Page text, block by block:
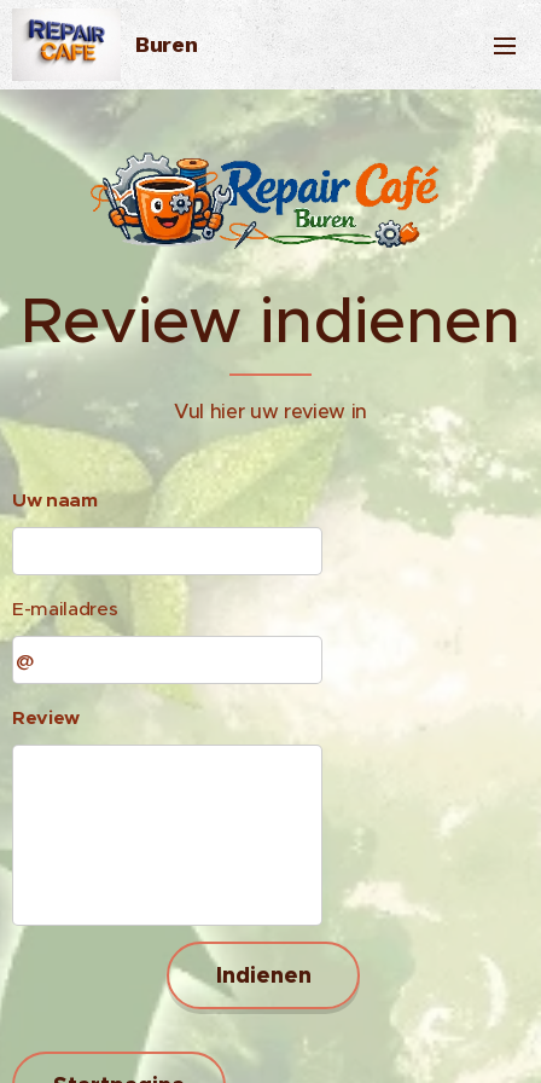
Buren
Review indienen
Vul hier uw review in
Uw naam
E-mailadres
Review
Indienen